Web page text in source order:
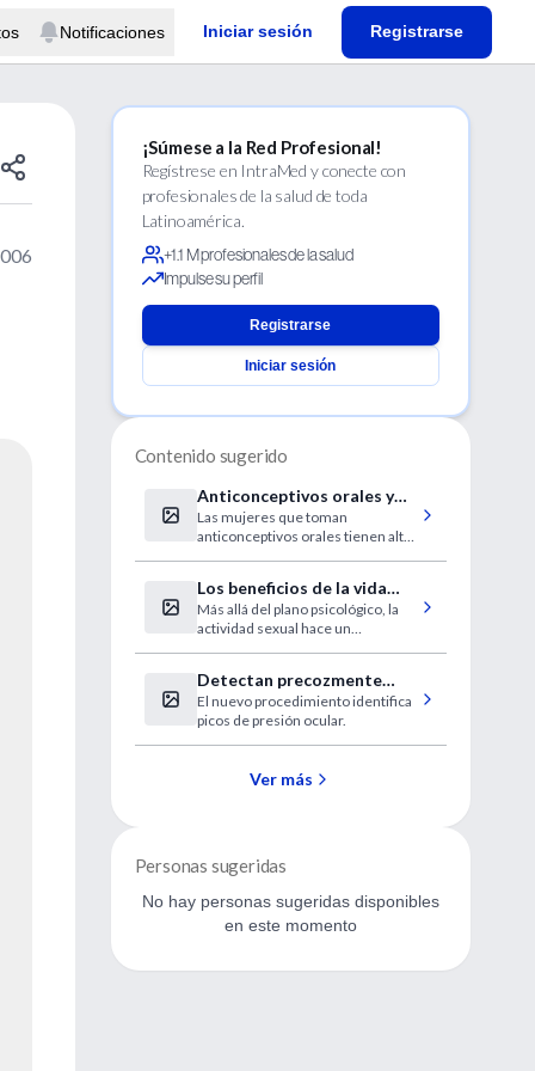
Notificaciones Iniciar sesión Registrarse
¡Súmese a la Red Profesional!
Regístrese en IntraMed y conecte con
profesionales de la salud de toda
Latinoamérica.
+1.1 M profesionales de la salud
Impulse su perfil
Registrarse
Iniciar sesión
Contenido sugerido
Anticonceptivos orales y
migrañas
Las mujeres que toman
anticonceptivos orales tienen altas
un nuevo estudio de la Norwegian
University of Science, de
Trondheim (Noruega), que publica
“Neurology”.
Los beneficios de la vida
sexual
Más allá del plano psicológico, la
actividad sexual hace un
los especialistas.
Detectan precozmente
daños en el nervio óptico.
El nuevo procedimiento identifica
picos de presión ocular.
Ver más
Personas sugeridas
No hay personas sugeridas disponibles
en este momento